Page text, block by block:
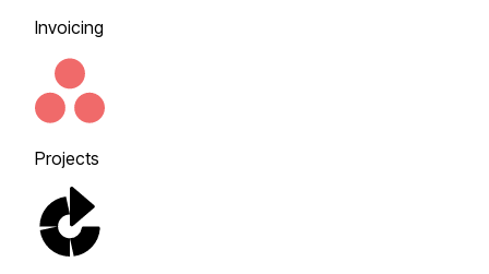
Invoicing
Projects